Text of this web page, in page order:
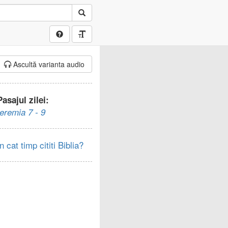
Ascultă varianta audio
zilei:
7 - 9
cat timp cititi Biblia?